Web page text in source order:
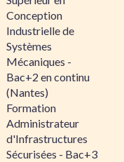
Conception
Industrielle de
Systèmes
Mécaniques -
Bac+2 en continu
(Nantes)
Formation
Administrateur
d'Infrastructures
Sécurisées - Bac+3